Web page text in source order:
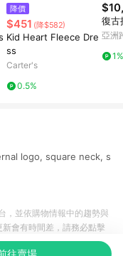
降價
$451 (降$582)
Kid Heart Fleece Dre
ss
Carter's
0.5%
復古
亞洲
1%
logo, square neck, s
往賣場
，並依購物情報中的趨勢與
會有時間差，請務必點擊
一切資訊以合作廠商網頁為